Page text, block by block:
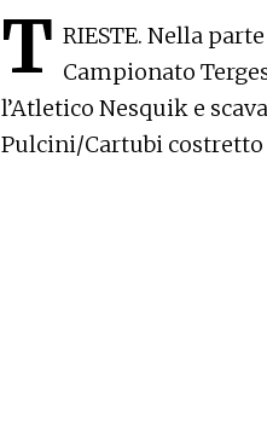
T RIESTE. Nella
Campionato
l’Atletico Nesquik e
Pulcini/Cartubi